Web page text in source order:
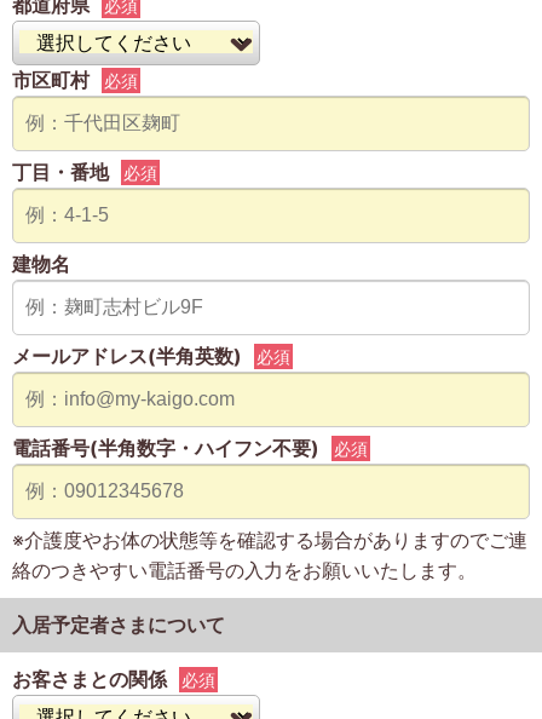
都道府県 必須
市区町村 必須
丁目・番地 必須
建物名
メールアドレス(半角英数) 必須
電話番号(半角数字・ハイフン不要) 必須
※介護度やお体の状態等を確認する場合がありますのでご連
絡のつきやすい電話番号の入力をお願いいたします。
入居予定者さまについて
お客さまとの関係 必須